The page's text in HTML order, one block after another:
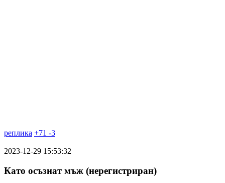
реплика +71 -3
2023-12-29 15:53:32
Като осъзнат мъж (нерегистриран)